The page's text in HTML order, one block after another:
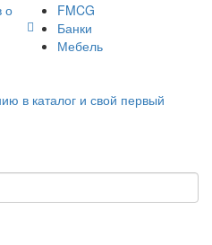
о
FMCG
Банки
Мебель
в каталог и свой первый